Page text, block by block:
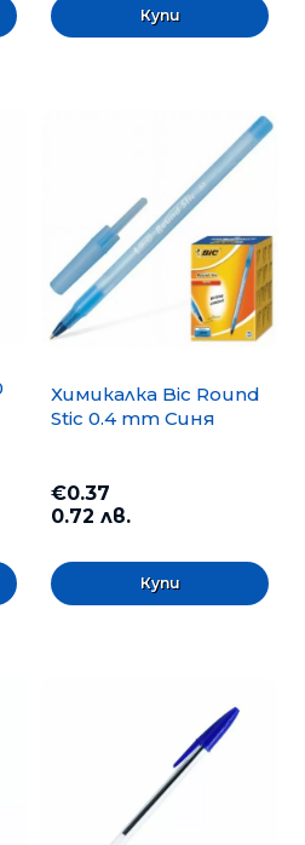
Химикалка Bic Round
Stic 0.4 mm Синя
€0.37
0.72 лв.